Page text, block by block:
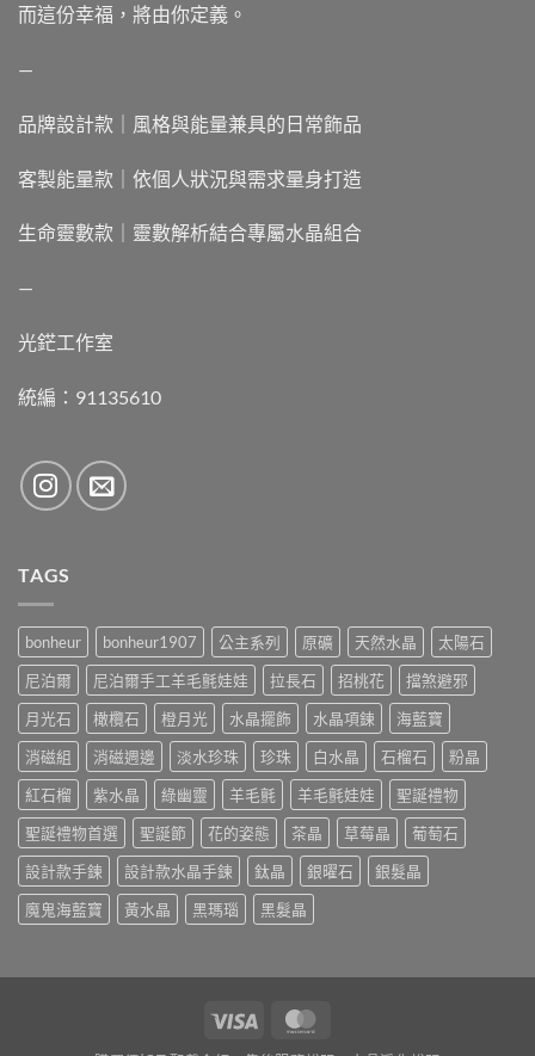
而這份幸福，將由你定義。
—
品牌設計款｜風格與能量兼具的日常飾品
客製能量款｜依個人狀況與需求量身打造
生命靈數款｜靈數解析結合專屬水晶組合
—
光鋩工作室
統編：91135610
TAGS
bonheur bonheur1907 公主系列 原礦 天然水晶
太陽石
尼泊爾
尼泊爾手工羊毛氈娃娃 拉長石 招桃花
擋煞避邪
月光石
橄欖石 橙月光 水晶擺飾 水晶項鍊
海藍寶
消磁組
消磁週邊 淡水珍珠 珍珠 白水晶 石榴石
粉晶
紅石榴
紫水晶 綠幽靈 羊毛氈 羊毛氈娃娃
聖誕禮物
聖誕禮物首選
聖誕節 花的姿態 茶晶 草莓晶
葡萄石
設計款手鍊
設計款水晶手鍊 鈦晶 銀曜石
銀髮晶
魔鬼海藍寶
黃水晶 黑瑪瑙 黑髮晶
Visa